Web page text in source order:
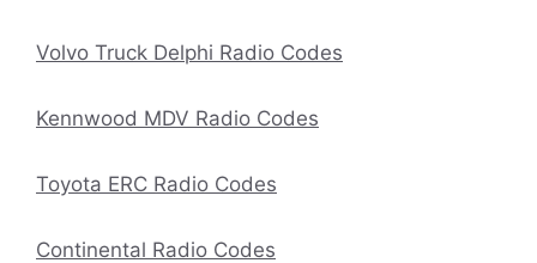
Volvo Truck Delphi Radio Codes
Kennwood MDV Radio Codes
Toyota ERC Radio Codes
Continental Radio Codes